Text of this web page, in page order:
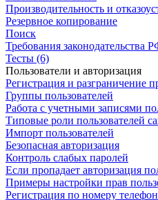
Производительность и
Резервное копирование
Поиск
Требования законодательства
Тесты (6)
Пользователи и авторизация
Регистрация и разграничение
Группы пользователей
Работа с учетными записями
Типовые роли пользователей
Импорт пользователей
Безопасная авторизация
Контроль слабых паролей
Если пропадает авторизация
Примеры настройки прав
Регистрация по номеру